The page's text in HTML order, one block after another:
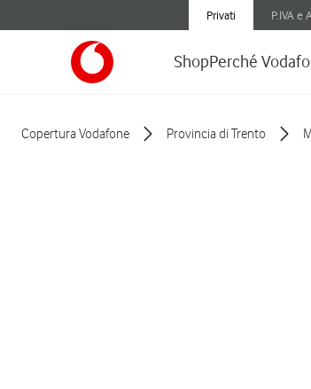
Privati P.IVA e
ShopPerché
Copertura Vodafone Provincia di Trento